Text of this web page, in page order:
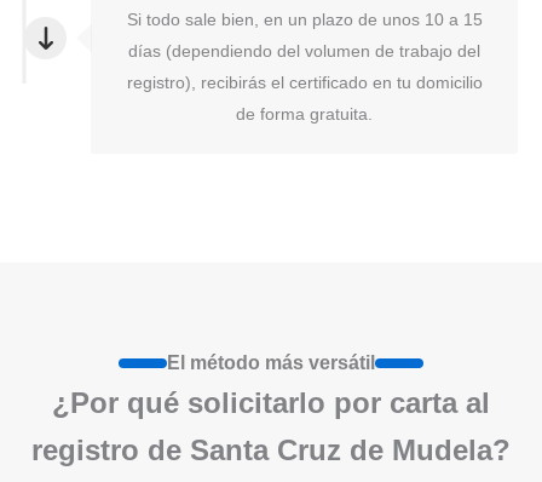
Si todo sale bien, en un plazo de unos 10 a 15
días (dependiendo del volumen de trabajo del
registro), recibirás el certificado en tu domicilio
de forma gratuita.
El método más versátil
¿Por qué solicitarlo por carta al
registro de Santa Cruz de Mudela?